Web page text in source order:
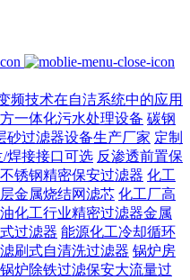
频技术在自洁系统中的应用
一体化污水处理设备 碳钢
砂过滤器设备生产厂家 定制
焊接接口可选‌ 反渗透前置保
锈钢精密保安过滤器 化工
金属烧结网滤芯 化工厂高
化工行业精密过滤器金属
过滤器 能源化工冷却循环
刷式自清洗过滤器 锅炉房
炉除铁过滤保安大流量过